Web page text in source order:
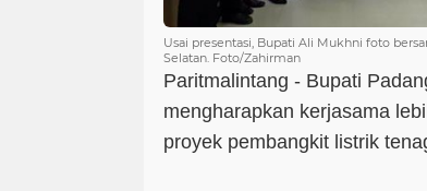
Usai presentasi, Bupati Ali Mukhni foto
Selatan. Foto/Zahirman
Paritmalintang - Bupati
mengharapkan kerjasama
proyek pembangkit listrik